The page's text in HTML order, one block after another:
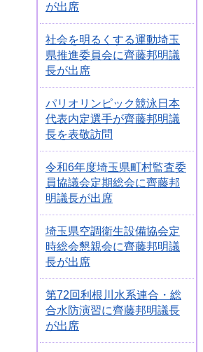
が出席
社会を明るくする運動埼玉
県推進委員会に齊藤邦明議
長が出席
パリオリンピック競泳日本
代表内定選手が齊藤邦明議
長を表敬訪問
令和6年度埼玉県町村監査委
員協議会定期総会に齊藤邦
明議長が出席
埼玉県空調衛生設備協会定
時総会懇親会に齊藤邦明議
長が出席
第72回利根川水系連合・総
合水防演習に齊藤邦明議長
が出席